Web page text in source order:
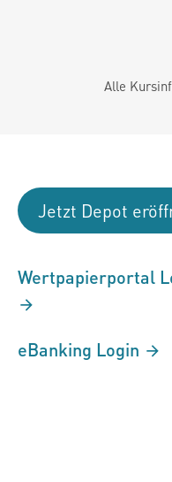
Alle
Jetzt Depot
Wertpapierportal
eBanking Login